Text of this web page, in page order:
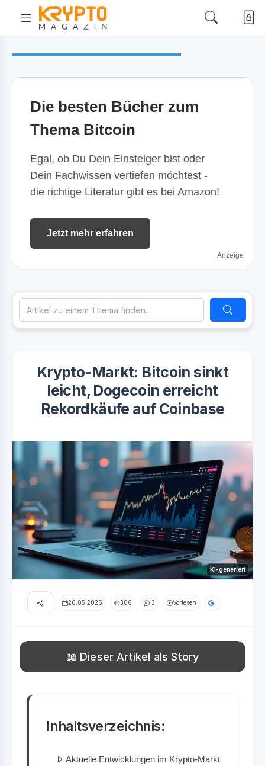
Die besten Bücher zum
Thema Bitcoin
Egal, ob Du Dein Einsteiger bist oder
Dein Fachwissen vertiefen möchtest -
die richtige Literatur gibt es bei Amazon!
Jetzt mehr erfahren
Anzeige
Krypto-Markt: Bitcoin sinkt
leicht, Dogecoin erreicht
Rekordkäufe auf Coinbase
KI-generiert
26.05.2026 386 3 Vorlesen
📖 Dieser Artikel als Story
Inhaltsverzeichnis:
Aktuelle Entwicklungen im Krypto-Markt